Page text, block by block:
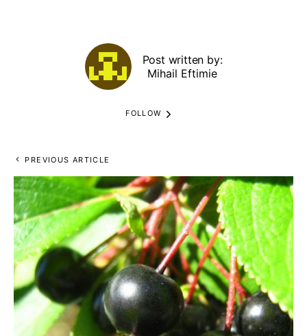
Post written by:
Mihail Eftimie
FOLLOW
PREVIOUS ARTICLE